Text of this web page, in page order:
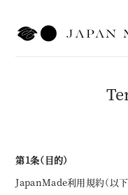
第1条（目的）
JapanMade利用規約（以下